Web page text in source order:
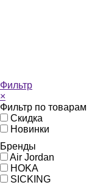
Фильтр
×
Фильтр по товарам
Скидка
Новинки
Бренды
Air Jordan
HOKA
SICKING